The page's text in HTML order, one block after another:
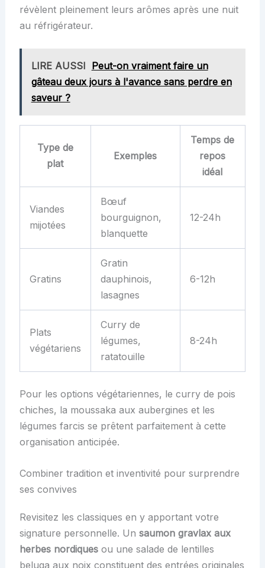
révèlent pleinement leurs arômes après une nuit
au réfrigérateur.
LIRE AUSSI Peut-on vraiment faire un
gâteau deux jours à l'avance sans perdre en
saveur ?
Type de
plat
Exemples
Temps de
repos
idéal
Viandes
mijotées
Bœuf
bourguignon,
blanquette
12-24h
Gratins
Gratin
dauphinois,
lasagnes
6-12h
Plats
végétariens
Curry de
légumes,
ratatouille
8-24h
Pour les options végétariennes, le curry de pois
chiches, la moussaka aux aubergines et les
légumes farcis se prêtent parfaitement à cette
organisation anticipée.
Combiner tradition et inventivité pour surprendre
ses convives
Revisitez les classiques en y apportant votre
signature personnelle. Un saumon gravlax aux
herbes nordiquesou une salade de lentilles
beluga aux noix constituent des entrées originales